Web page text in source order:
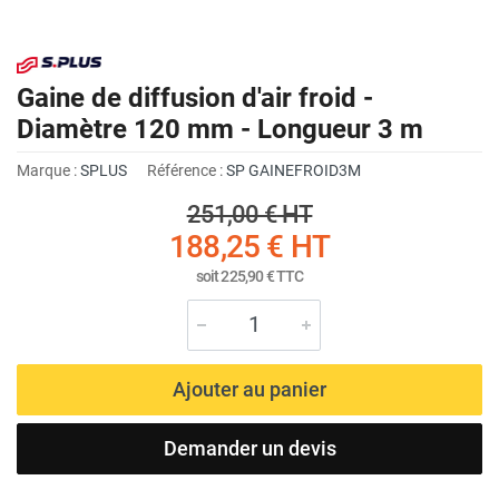
Gaine de diffusion d'air froid -
Diamètre 120 mm - Longueur 3 m
Marque :SPLUS Référence :SP GAINEFROID3M
251,00 €HT
188,25 € HT
soit225,90 €TTC
Ajouter au panier
Demander un devis